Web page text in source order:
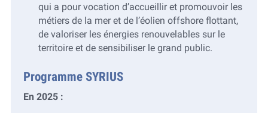
qui a pour vocation d’accueillir et promouvoir les
métiers de la mer et de l’éolien offshore flottant,
de valoriser les énergies renouvelables sur le
territoire et de sensibiliser le grand public.
Programme SYRIUS
En 2025 :